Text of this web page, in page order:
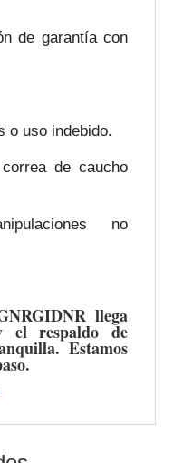
de garantía con
o uso indebido.
de caucho
no
llega
el respaldo de
Estamos